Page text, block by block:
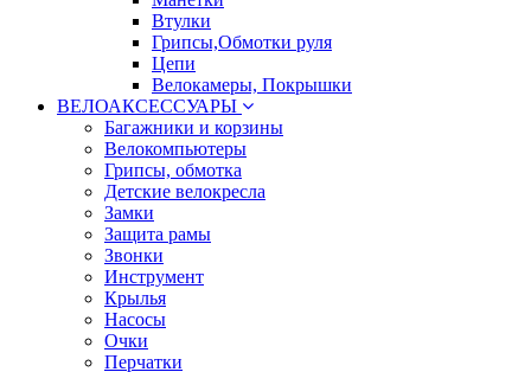
Втулки
Грипсы,Обмотки руля
Цепи
Велокамеры, Покрышки
ВЕЛОАКСЕССУАРЫ
Багажники и корзины
Велокомпьютеры
Грипсы, обмотка
Детские велокресла
Замки
Защита рамы
Звонки
Инструмент
Крылья
Насосы
Очки
Перчатки